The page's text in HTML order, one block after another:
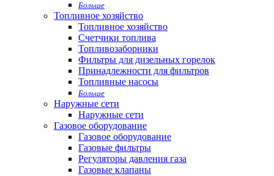
Больше
Топливное хозяйство
Топливное хозяйство
Счетчики топлива
Топливозаборники
Фильтры для дизельных горелок
Принадлежности для фильтров
Топливные насосы
Больше
Наружные сети
Наружные сети
Газовое оборудование
Газовое оборудование
Газовые фильтры
Регуляторы давления газа
Газовые клапаны